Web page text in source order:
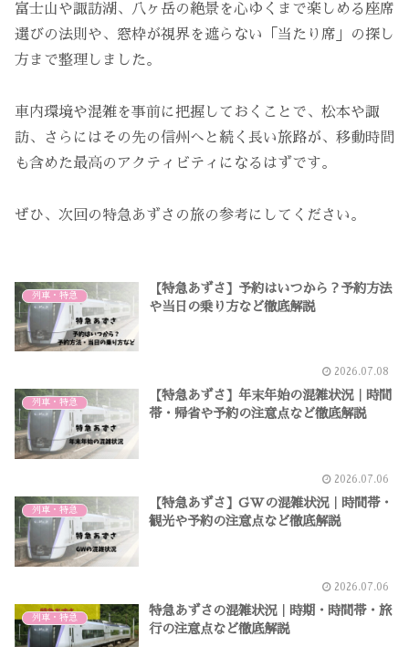
富士山や諏訪湖、八ヶ岳の絶景を心ゆくまで楽しめる座席
選びの法則や、窓枠が視界を遮らない「当たり席」の探し
方まで整理しました。
車内環境や混雑を事前に把握しておくことで、松本や諏
訪、さらにはその先の信州へと続く長い旅路が、移動時間
も含めた最高のアクティビティになるはずです。
ぜひ、次回の特急あずさの旅の参考にしてください。
列車・特急
【特急あずさ】予約はいつから？予約方法
や当日の乗り方など徹底解説
2026.07.08
列車・特急
【特急あずさ】年末年始の混雑状況｜時間
帯・帰省や予約の注意点など徹底解説
2026.07.06
列車・特急
【特急あずさ】GWの混雑状況｜時間帯・
観光や予約の注意点など徹底解説
2026.07.06
列車・特急
特急あずさの混雑状況｜時期・時間帯・旅
行の注意点など徹底解説